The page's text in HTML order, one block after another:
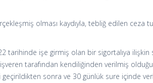
olması kaydıyla, tebliğ edilen ceza
tarihinde işe girmiş olan bir sigortalıya ilişkin
tarafından kendiliğinden verilmiş olduğu
geçirildikten sonra ve 30 günlük sure içinde